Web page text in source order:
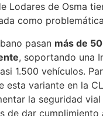
Lodares de Osma
como
pasan más de
, soportando una
1.500 vehículos.
esta variante en la
la seguridad vial
de dar cumplimiento